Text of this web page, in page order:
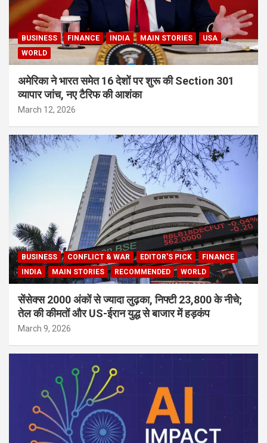
BUSINESS FINANCE INDIA MAIN STORIES
USA
WORLD
अमेरिका ने भारत समेत 16 देशों पर शुरू की Section 301
व्यापार जांच, नए टैरिफ की आशंका
March 12, 2026
BUSINESS CONFLICT & WAR EDITOR'S PICK
FINANCE
INDIA
MAIN STORIES RECOMMENDED WORLD
सेंसेक्स 2000 अंकों से ज्यादा लुढ़का, निफ्टी 23,800 के नीचे;
तेल की कीमतों और US-ईरान युद्ध से बाजार में हड़कंप
March 9, 2026